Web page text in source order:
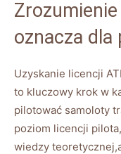
oznacza dla
Uzyskanie licencji
to kluczowy krok w
pilotować samoloty
poziom licencji
wiedzy